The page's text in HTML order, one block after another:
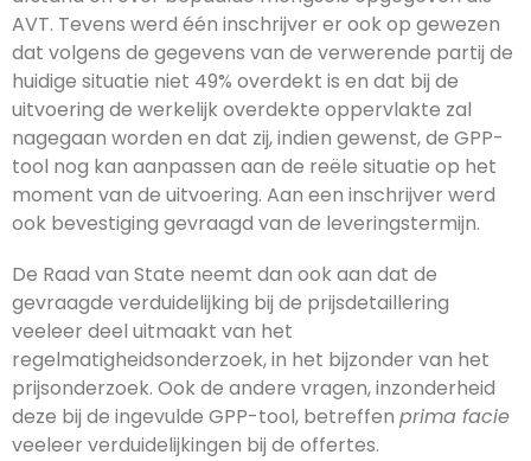
AVT. Tevens werd één inschrijver er ook op gewezen
dat volgens de gegevens van de verwerende partij de
huidige situatie niet 49% overdekt is en dat bij de
uitvoering de werkelijk overdekte oppervlakte zal
nagegaan worden en dat zij, indien gewenst, de GPP-
tool nog kan aanpassen aan de reële situatie op het
moment van de uitvoering. Aan een inschrijver werd
ook bevestiging gevraagd van de leveringstermijn.
De Raad van State neemt dan ook aan dat de
gevraagde verduidelijking bij de prijsdetaillering
veeleer deel uitmaakt van het
regelmatigheidsonderzoek, in het bijzonder van het
prijsonderzoek. Ook de andere vragen, inzonderheid
deze bij de ingevulde GPP-tool, betreffen prima facie
veeleer verduidelijkingen bij de offertes.